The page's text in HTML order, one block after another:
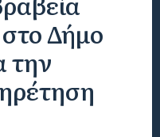
Δήμο
την